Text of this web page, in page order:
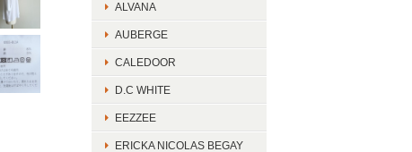
ALVANA
AUBERGE
CALEDOOR
D.C WHITE
EEZZEE
ERICKA NICOLAS BEGAY